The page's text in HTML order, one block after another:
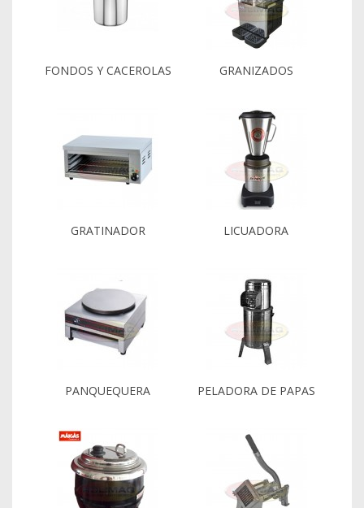
FONDOS Y CACEROLAS GRANIZADOS
GRATINADOR LICUADORA
PANQUEQUERA PELADORA DE PAPAS